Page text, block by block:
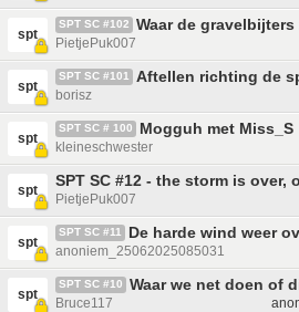
spt
SPT SC #102 Waar de
PietjePuk007
spt
SPT SC #101 Aftellen richting de
borisz
spt
SPT SC # 100 Mogguh met Miss_S
kleineschwester
spt
SPT SC #12 - the storm is over,
PietjePuk007
spt
SPT SC #11 De harde wind weer
anoniem_25062025085031
spt
SPT SC #10 Waar we net doen of
Bruce117